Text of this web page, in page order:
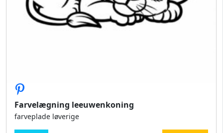
Farvelægning leeuwenkoning
farveplade løverige